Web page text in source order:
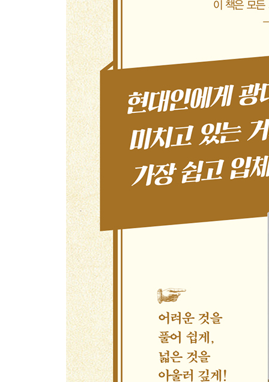
예수의 두 가지 의미- 역사로서의 예수, 초월로서의
기독교의 탄생- 세계 종교가 된 이유
그리스 철학과 기독교의 융합- 세계관의 공유
마이스터 에크하르트- 일원론의 가능성